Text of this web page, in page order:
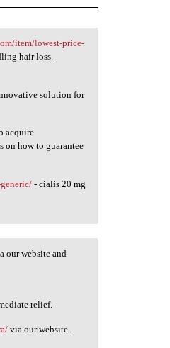
item/lowest-price-
hair loss.
solution for
acquire
on how to guarantee
- cialis 20 mg
our website and
relief.
via our website.